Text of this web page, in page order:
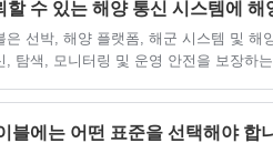
은 선박, 해양 플랫폼, 해군 시스템 및 해
, 탐색, 모니터링 및 운영 안전을 보장하
블에는 어떤 표준을 선택해야 합